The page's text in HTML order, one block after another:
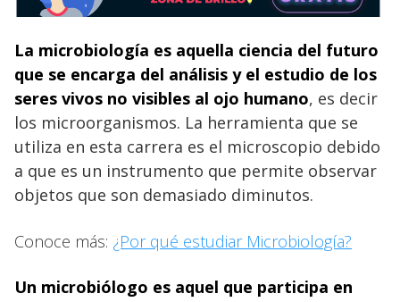
La microbiología es aquella ciencia del futuro
que se encarga del análisis y el estudio de los
seres vivos no visibles al ojo humano, es decir
los microorganismos. La herramienta que se
utiliza en esta carrera es el microscopio debido
a que es un instrumento que permite observar
objetos que son demasiado diminutos.
Conoce más: ¿Por qué estudiar Microbiología?
Un microbiólogo es aquel que participa en